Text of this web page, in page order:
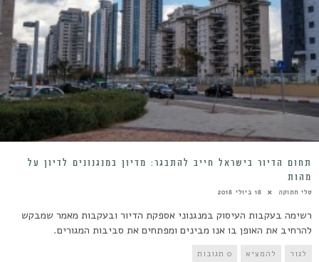
תחום הדיור בישראל חייב להתבגר: מדיון במנגנונים לדיון על
מהות
טלי חתוקה 18 ביולי 2018
רשימה בעקבות העיסוק במנגנוני אספקת הדיור ובעקבות מאמר שמבקש
להרחיב את האופן בו אנו מבינים ומפתחים את סביבות המגורים.
לגור להמציא 0 תגובות